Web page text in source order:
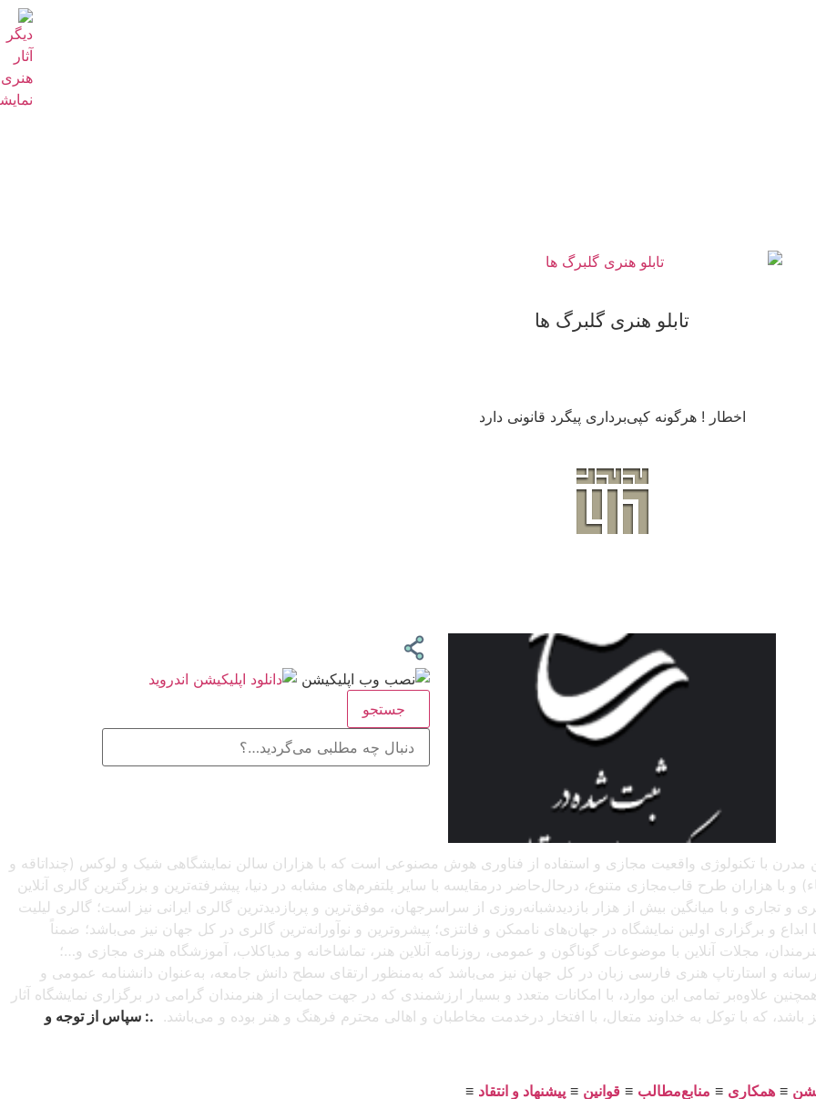
تابلو هنری گلبرگ ها
اخطار ! هرگونه کپی‌برداری پیگرد قانونی دارد
جستجو
مدرن با تکنولوژی واقعیت مجازی و استفاده از فناوری هوش مصنوعی است که با هزاران سالن نمایشگاهی شیک و لوکس (چنداتاقه و
با هزاران طرح قاب‌مجازی متنوع، درحال‌حاضر درمقایسه با سایر پلتفرم‌های مشابه در دنیا، پیشرفته‌ترین و بزرگترین گالری آنلاین
که باتجربهٔ برگزاری بیش از ۲۵۰ نمایشگاه هنری و تجاری و با میانگین بیش از هزار بازدیدشبانه‌روزی از سراسرجهان، موفق‌ترین و پربازدیدترین گالری ایرانی نیز است؛ گالری لیلیت
و برگزاری اولین نمایشگاه در جهان‌های ناممکن و فانتزی؛ پیشروترین و نوآورانه‌ترین گالری در کل جهان نیز می‌باشد؛ ضمناً
مجلات آنلاین با موضوعات گوناگون و عمومی، روزنامه آنلاین هنر، تماشاخانه و مدیاکلاب، آموزشگاه هنری مجازی و…؛
رسانه و استارتاپ هنری فارسی زبان در کل جهان نیز می‌باشد که به‌منظور ارتقای سطح دانش جامعه، به‌عنوان دانشنامه عمومی و
علاوه‌بر تمامی این موارد، با امکانات متعدد و بسیار ارزشمندی که در جهت حمایت از هنرمندان گرامی در برگزاری نمایشگاه آثار
باشد، که با توکل به خداوند متعال، با افتخار درخدمت مخاطبان و اهالی محترم فرهنگ و هنر بوده و می‌باشد. .: سپاس از توجه و
≡ همکاری ≡ منابع‌مطالب ≡ قوانین ≡ پیشنهاد و انتقاد ≡